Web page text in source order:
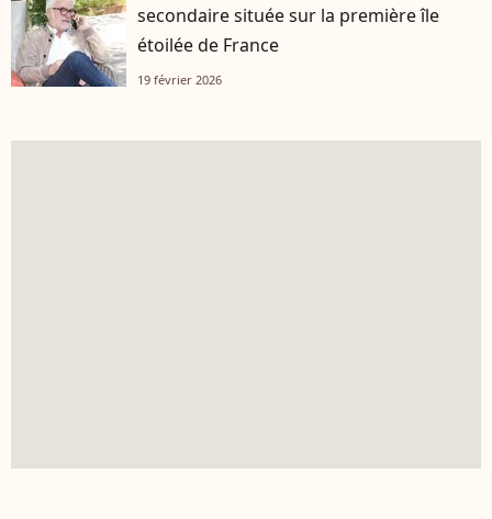
secondaire située sur la première île
étoilée de France
19 février 2026